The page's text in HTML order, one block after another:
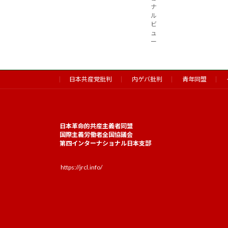
ナ
ル
ビ
ュ
ー
日本共産党批判 内ゲバ批判 青年同盟
日本革命的共産主義者同盟
国際主義労働者全国協議会
第四インターナショナル日本支部
https://jrcl.info/